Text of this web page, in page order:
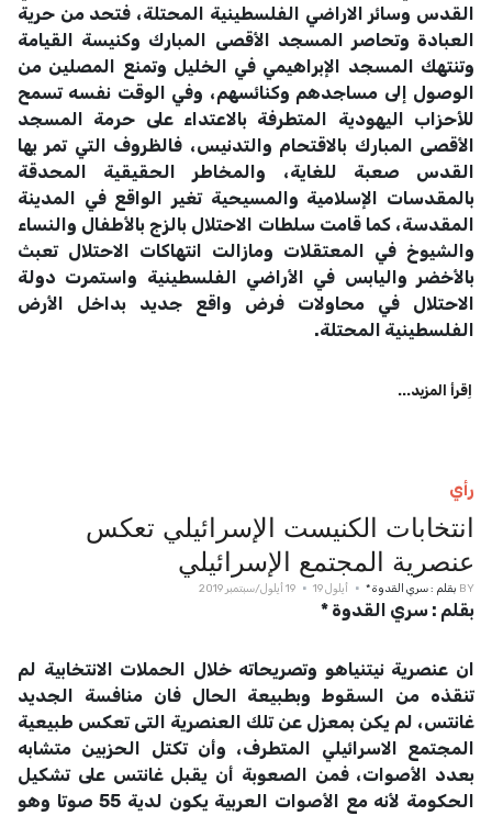
القدس وسائر الاراضي الفلسطينية المحتلة، فتحد من حرية
العبادة وتحاصر المسجد الأقصى المبارك وكنيسة القيامة
وتنتهك المسجد الإبراهيمي في الخليل وتمنع المصلين من
الوصول إلى مساجدهم وكنائسهم، وفي الوقت نفسه تسمح
للأحزاب اليهودية المتطرفة بالاعتداء على حرمة المسجد
الأقصى المبارك بالاقتحام والتدنيس، فالظروف التي تمر بها
القدس صعبة للغاية، والمخاطر الحقيقية المحدقة
بالمقدسات الإسلامية والمسيحية تغير الواقع في المدينة
المقدسة، كما قامت سلطات الاحتلال بالزج بالأطفال والنساء
والشيوخ في المعتقلات ومازالت انتهاكات الاحتلال تعبث
بالأخضر واليابس في الأراضي الفلسطينية واستمرت دولة
الاحتلال في محاولات فرض واقع جديد بداخل الأرض
الفلسطينية المحتلة.
اِقرأ المزيد...
رأي
انتخابات الكنيست الإسرائيلي تعكس
عنصرية المجتمع الإسرائيلي
BY بقلم : سري القدوة * أيلول 19 19 أيلول/سبتمبر 2019
بقلم : سري القدوة *
ان عنصرية نيتنياهو وتصريحاته خلال الحملات الانتخابية لم
تنقذه من السقوط وبطبيعة الحال فان منافسة الجديد
غانتس، لم يكن بمعزل عن تلك العنصرية التى تعكس طبيعية
المجتمع الاسرائيلي المتطرف، وأن تكتل الحزبين متشابه
بعدد الأصوات، فمن الصعوبة أن يقبل غانتس على تشكيل
الحكومة لأنه مع الأصوات العربية يكون لدية 55 صوتا وهو